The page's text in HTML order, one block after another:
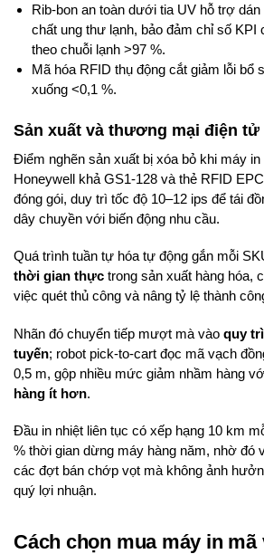
Rib-bon an toàn dưới tia UV hỗ trợ
chất ung thư lạnh, bảo đảm chỉ số KPI
theo chuỗi lạnh >97 %.
Mã hóa RFID thụ động cắt giảm lỗi bổ
xuống <0,1 %.
Sản xuất và thương mại điện tử
Điểm nghẽn sản xuất bị xóa bỏ khi máy
Honeywell khả GS1-128 và thẻ RFID
đóng gói, duy trì tốc độ 10–12 ips để tái
dây chuyền với biến động nhu cầu.
Quá trình tuần tự hóa tự động gắn mỗi
thời gian thực trong sản xuất hàng hóa,
việc quét thủ công và nâng tỷ lệ thành
Nhãn đó chuyển tiếp mượt mà vào quy
tuyến; robot pick-to-cart đọc mã vạch
0,5 m, gộp nhiều mức giảm nhầm hàng
hàng ít hơn.
Đầu in nhiệt liên tục có xếp hạng 10 km
% thời gian dừng máy hàng năm, nhờ đó
các đợt bán chớp vọt mà không ảnh
quý lợi nhuận.
Cách chọn mua máy in mã